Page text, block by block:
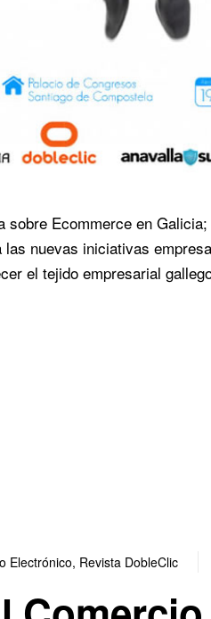
Ecommerce en
nuevas iniciativas
el tejido empresarial
Electrónico, Revista DobleClic